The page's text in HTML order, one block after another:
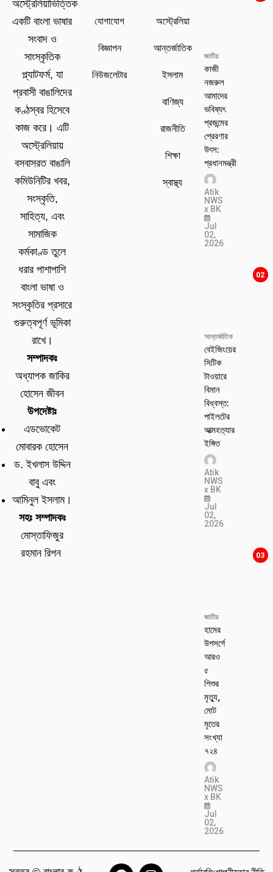
অস্ট্রেলিয়াভিত্তিক
একটি বাংলা ভাষার
সংবাদ ও
সাংস্কৃতিক
প্ল্যাটফর্ম, যা
প্রবাসী বাঙালিদের
কণ্ঠস্বর হিসেবে
কাজ করে। এটি
অস্ট্রেলিয়ায়
বসবাসরত বাঙালি
কমিউনিটির খবর,
সংস্কৃতি,
সাহিত্য, এবং
সামাজিক
কর্মকাণ্ড তুলে
ধরার পাশাপাশি
বাংলা ভাষা ও
সংস্কৃতির প্রসারে
গুরুত্বপূর্ণ ভূমিকা
রাখে।
সম্পাদকঃ
অধ্যাপক জাকির
হোসেন জীবন
উপদেষ্টাঃ
এডভোকেট
মোবারক হোসেন
ড. ইখলাস উদ্দিন
বাবু এবং
আমিনুল ইসলাম।
সহঃ সম্পাদকঃ
মোস্তাফিজুর
রহমান রিপন
যোগাযোগ
বিজ্ঞাপন
নিউজলেটার
অস্ট্রেলিয়া
আন্তর্জাতিক
ইসলাম
বাণিজ্য
রাজনীতি
শিক্ষা
স্বাস্থ্য
জাতীয়
কাজী
নজরুল
আমাদের
ভবিষ্যৎ
প্রজন্মের
প্রেরণার
উৎস:
প্রধানমন্ত্রী
Atik
NWS
x BK
Jul
02,
2026
02
আন্তর্জাতিক
বেইজিংয়ের
সিটিক
টাওয়ারে
বিমান
বিধ্বস্ত:
পাইলটের
আত্মহত্যার
ইঙ্গিত
Atik
NWS
x BK
Jul
02,
2026
03
জাতীয়
হামের
উপসর্গে
আরও
৫
শিশুর
মৃত্যু,
মোট
মৃতের
সংখ্যা
৭২৪
Atik
NWS
x BK
Jul
02,
2026